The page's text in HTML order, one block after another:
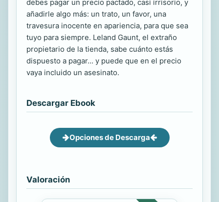
debes pagar un precio pactado, casi irrisorio, y
añadirle algo más: un trato, un favor, una
travesura inocente en apariencia, para que sea
tuyo para siempre. Leland Gaunt, el extraño
propietario de la tienda, sabe cuánto estás
dispuesto a pagar... y puede que en el precio
vaya incluido un asesinato.
Descargar Ebook
Opciones de Descarga
Valoración